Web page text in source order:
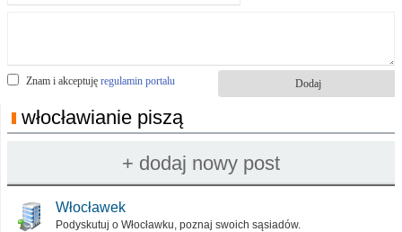
Znam i akceptuję regulamin portalu
włocławianie piszą
Włocławek
Podyskutuj o Włocławku, poznaj swoich sąsiadów.